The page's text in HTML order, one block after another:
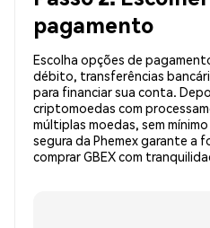
pagamento
Escolha opções de
débito, transferências
para financiar sua conta.
criptomoedas com
múltiplas moedas, sem
segura da Phemex garante a
comprar GBEX com